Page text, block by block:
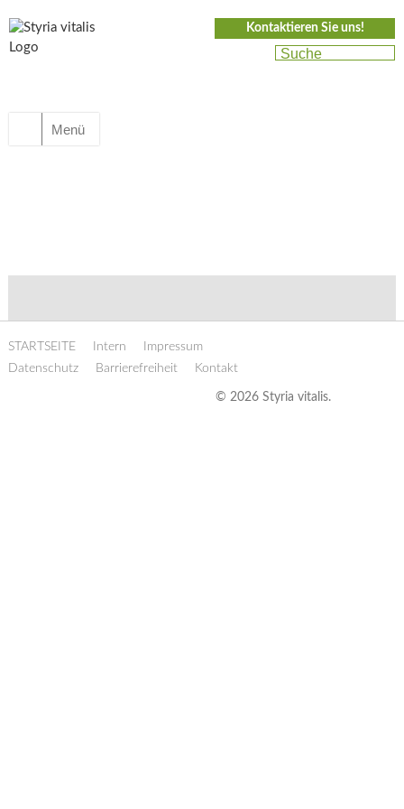
Kontaktieren Sie uns!
Menü
STARTSEITE Intern
Impressum
Datenschutz
Barrierefreiheit Kontakt
© 2026 Styria vitalis.